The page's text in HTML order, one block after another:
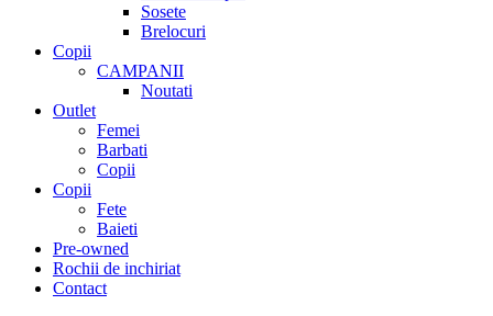
Sosete
Brelocuri
Copii
CAMPANII
Noutati
Outlet
Femei
Barbati
Copii
Copii
Fete
Baieti
Pre-owned
Rochii de inchiriat
Contact